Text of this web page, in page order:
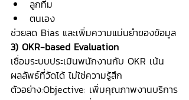
ลูกทีม
ตนเอง
ช่วยลด Bias และเพิ่มความแม่นยำของข้อมูล
3) OKR-based Evaluation
เชื่อมระบบประเมินพนักงานกับ OKR เน้น
ผลลัพธ์ที่วัดได้ ไม่ใช่ความรู้สึก
ตัวอย่าง:Objective: เพิ่มคุณภาพงานบริการ